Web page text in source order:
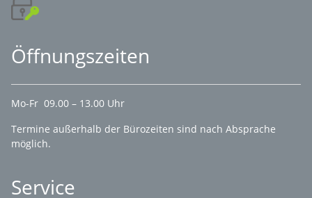
Öffnungszeiten
Mo-Fr 09.00 – 13.00 Uhr
Termine außerhalb der Bürozeiten sind nach Absprache
möglich.
Service